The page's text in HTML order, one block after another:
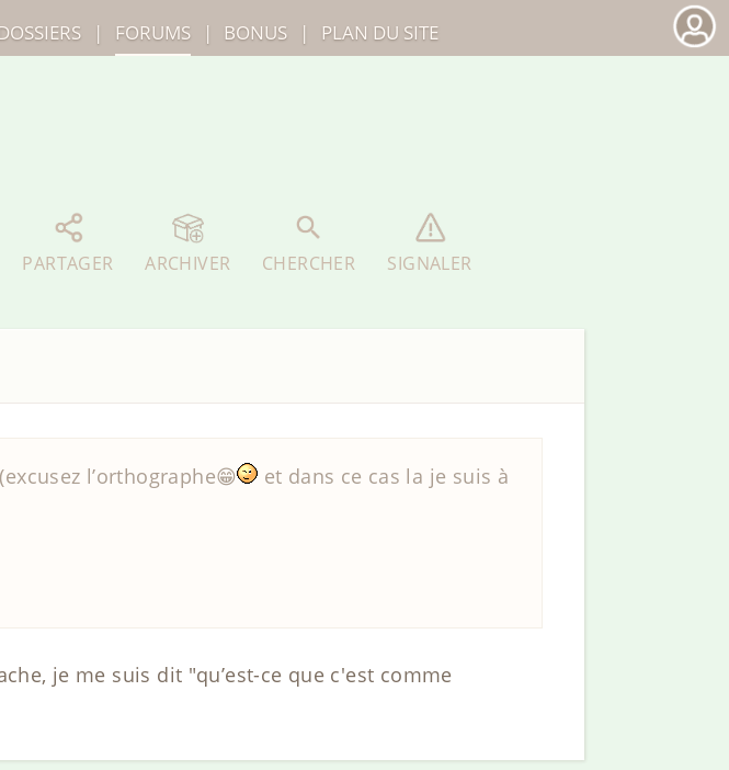
PARTAGER ARCHIVER CHERCHER SIGNALER
(excusez l’orthographe😁
et dans ce cas la je suis à
je me suis dit "qu’est-ce que c'est comme
DOSSIERS | FORUMS | BONUS | PLAN DU SITE